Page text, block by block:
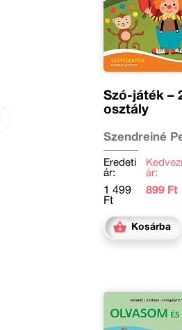
Szó-játék –
osztály
Szendreiné
Katalin
Eredeti
ár:
1 499
Ft
ár:
899 Ft
Kosárba